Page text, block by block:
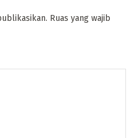
Ruas yang wajib